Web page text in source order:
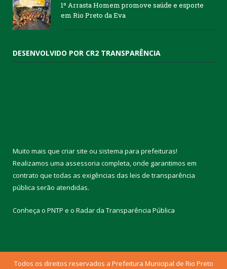
1º Arrasta Homem promove saúde e esporte
em Rio Preto da Eva
DESENVOLVIDO POR CR2 TRANSPARÊNCIA
Muito mais que criar site ou sistema para prefeituras!
Realizamos uma assessoria completa, onde garantimos em
contrato que todas as exigências das leis de transparência
pública serão atendidas.
Conheça o PNTP e o Radar da Transparência Pública
Todos os direitos reservados a Prefeitura Municipal de Rio Preto